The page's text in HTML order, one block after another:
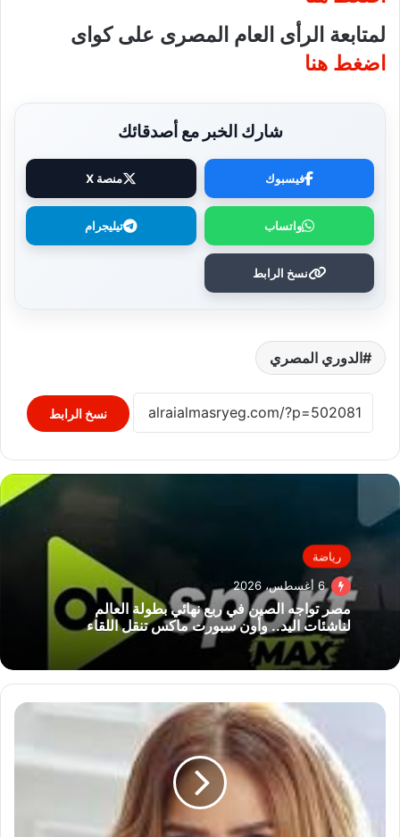
لمتابعة الرأى العام المصرى على كواى
اضغط هنا
شارك الخبر مع أصدقائك
فيسبوك منصة X
واتساب تيليجرام
نسخ الرابط
الدوري المصري
نسخ الرابط
رياضة
6 أغسطس، 2026
مصر تواجه الصين في ربع نهائي بطولة العالم
لناشئات اليد.. وأون سبورت ماكس تنقل اللقاء
مها
منشوراتها
انستجرام..
ومتابعيها